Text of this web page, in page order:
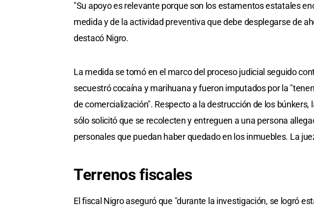
"Su apoyo es relevante porque son los estamentos estatales
medida y de la actividad preventiva que debe desplegarse de
destacó Nigro.
La medida se tomó en el marco del proceso judicial seguido
secuestró cocaína y marihuana y fueron imputados por la
de comercialización". Respecto a la destrucción de los búnkers,
sólo solicitó que se recolecten y entreguen a una persona
personales que puedan haber quedado en los inmuebles. La
Terrenos fiscales
El fiscal Nigro aseguró que "durante la investigación, se logró